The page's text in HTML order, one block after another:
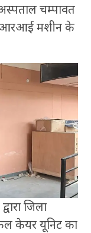
चम्पावत
मशीन के
जिला
केयर यूनिट का